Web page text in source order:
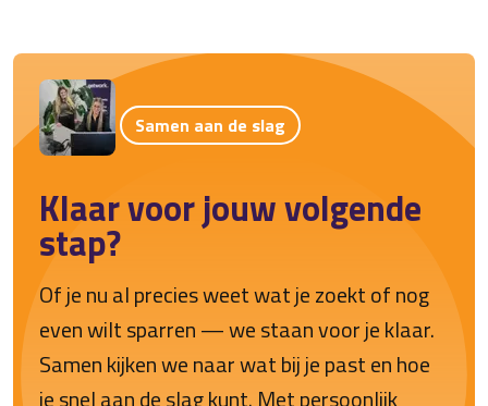
Samen aan de slag
Klaar voor jouw volgende
stap?
Of je nu al precies weet wat je zoekt of nog
even wilt sparren — we staan voor je klaar.
Samen kijken we naar wat bij je past en hoe
je snel aan de slag kunt. Met persoonlijk